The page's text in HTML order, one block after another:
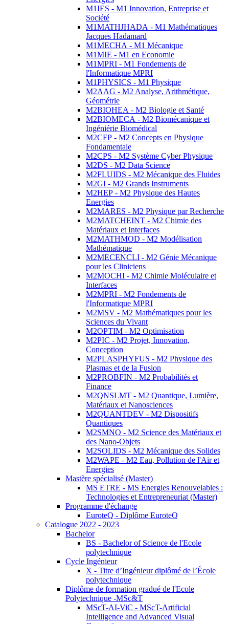
M1IES - M1 Innovation, Entreprise et
Société
M1MATHJHADA - M1 Mathématiques
Jacques Hadamard
M1MECHA - M1 Mécanique
M1MIE - M1 en Economie
M1MPRI - M1 Fondements de
l'Informatique MPRI
M1PHYSICS - M1 Physique
M2AAG - M2 Analyse, Arithmétique,
Géométrie
M2BIOHEA - M2 Biologie et Santé
M2BIOMECA - M2 Biomécanique et
Ingéniérie Biomédical
M2CFP - M2 Concepts en Physique
Fondamentale
M2CPS - M2 Système Cyber Physique
M2DS - M2 Data Science
M2FLUIDS - M2 Mécanique des Fluides
M2GI - M2 Grands Instruments
M2HEP - M2 Physique des Hautes
Energies
M2MARES - M2 Physique par Recherche
M2MATCHEINT - M2 Chimie des
Matériaux et Interfaces
M2MATHMOD - M2 Modélisation
Mathématique
M2MECENCLI - M2 Génie Mécanique
pour les Cliniciens
M2MOCHI - M2 Chimie Moléculaire et
Interfaces
M2MPRI - M2 Fondements de
l'Informatique MPRI
M2MSV - M2 Mathématiques pour les
Sciences du Vivant
M2OPTIM - M2 Optimisation
M2PIC - M2 Projet, Innovation,
Conception
M2PLASPHYFUS - M2 Physique des
Plasmas et de la Fusion
M2PROBFIN - M2 Probabilités et
Finance
M2QNSLMT - M2 Quantique, Lumière,
Matériaux et Nanosciences
M2QUANTDEV - M2 Dispositifs
Quantiques
M2SMNO - M2 Science des Matériaux et
des Nano-Objets
M2SOLIDS - M2 Mécanique des Solides
M2WAPE - M2 Eau, Pollution de l'Air et
Energies
Mastère spécialisé (Master)
MS ETRE - MS Energies Renouvelables :
Technologies et Entrepreneuriat (Master)
Programme d'échange
EuroteQ - Diplôme EuroteQ
Catalogue 2022 - 2023
Bachelor
BS - Bachelor of Science de l'Ecole
polytechnique
Cycle Ingénieur
X - Titre d’Ingénieur diplômé de l’École
polytechnique
Diplôme de formation gradué de l'Ecole
Polytechnique -MSc&T
MScT-AI-ViC - MScT-Artificial
Intelligence and Advanced Visual